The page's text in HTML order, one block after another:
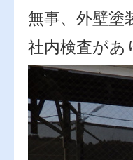
無事、外壁塗
社内検査があ